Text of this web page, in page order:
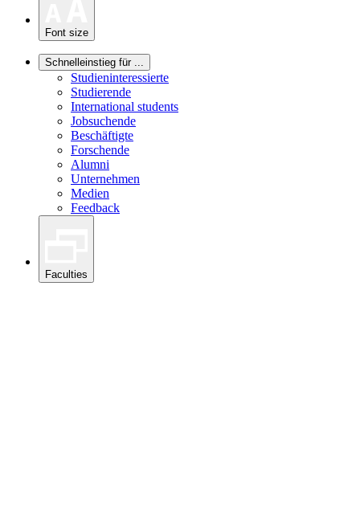
Font size
Schnelleinstieg für ...
Studieninteressierte
Studierende
International students
Jobsuchende
Beschäftigte
Forschende
Alumni
Unternehmen
Medien
Feedback
Faculties